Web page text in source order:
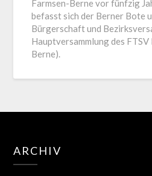
Farmsen-Berne vor fünfzig
befasst sich der Berner Bote
Bürgerschaft und
Hauptversammlung des FTSV
Berne).
ARCHIV